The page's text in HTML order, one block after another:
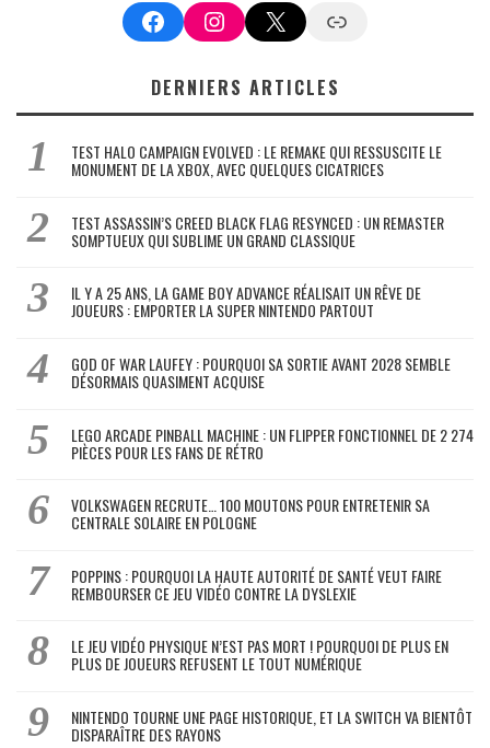
FacebookInstagram
X Google News
DERNIERS ARTICLES
TEST HALO CAMPAIGN EVOLVED : LE REMAKE QUI RESSUSCITE LE
MONUMENT DE LA XBOX, AVEC QUELQUES CICATRICES
TEST ASSASSIN’S CREED BLACK FLAG RESYNCED : UN REMASTER
SOMPTUEUX QUI SUBLIME UN GRAND CLASSIQUE
IL Y A 25 ANS, LA GAME BOY ADVANCE RÉALISAIT UN RÊVE DE
JOUEURS : EMPORTER LA SUPER NINTENDO PARTOUT
GOD OF WAR LAUFEY : POURQUOI SA SORTIE AVANT 2028 SEMBLE
DÉSORMAIS QUASIMENT ACQUISE
LEGO ARCADE PINBALL MACHINE : UN FLIPPER FONCTIONNEL DE 2 274
PIÈCES POUR LES FANS DE RÉTRO
VOLKSWAGEN RECRUTE… 100 MOUTONS POUR ENTRETENIR SA
CENTRALE SOLAIRE EN POLOGNE
POPPINS : POURQUOI LA HAUTE AUTORITÉ DE SANTÉ VEUT FAIRE
REMBOURSER CE JEU VIDÉO CONTRE LA DYSLEXIE
LE JEU VIDÉO PHYSIQUE N’EST PAS MORT ! POURQUOI DE PLUS EN
PLUS DE JOUEURS REFUSENT LE TOUT NUMÉRIQUE
NINTENDO TOURNE UNE PAGE HISTORIQUE, ET LA SWITCH VA BIENTÔT
DISPARAÎTRE DES RAYONS